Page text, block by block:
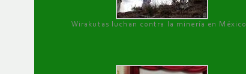
Wirakutas luchan contra la minería en México